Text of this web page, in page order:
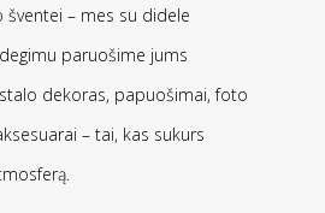
šventei – mes su didele
paruošime jums
dekoras, papuošimai, foto
– tai, kas sukurs